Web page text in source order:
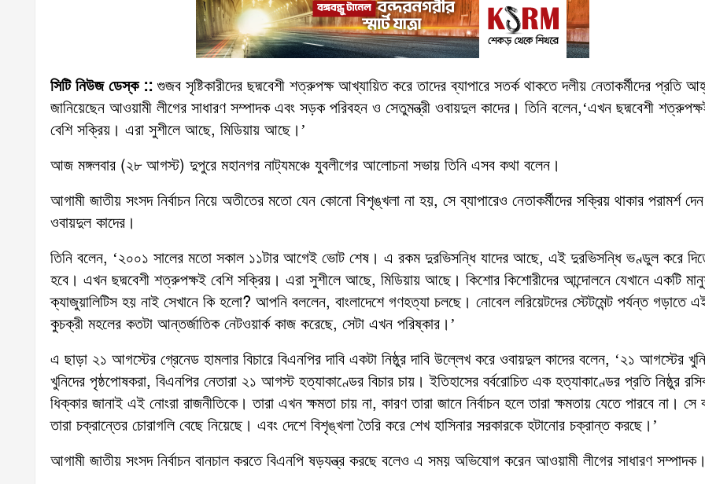
সিটি নিউজ ডেস্ক :: গুজব সৃষ্টিকারীদের ছদ্মবেশী শত্রুপক্ষ আখ্যায়িত করে তাদের ব্যাপারে সতর্ক থাকতে দলীয় নেতাকর্মীদের প্রতি
জানিয়েছেন আওয়ামী লীগের সাধারণ সম্পাদক এবং সড়ক পরিবহন ও সেতুমন্ত্রী ওবায়দুল কাদের। তিনি বলেন,‘এখন ছদ্মবেশী
বেশি সক্রিয়। এরা সুশীলে আছে, মিডিয়ায় আছে।’
আজ মঙ্গলবার (২৮ আগস্ট) দুপুরে মহানগর নাট্যমঞ্চে যুবলীগের আলোচনা সভায় তিনি এসব কথা বলেন।
আগামী জাতীয় সংসদ নির্বাচন নিয়ে অতীতের মতো যেন কোনো বিশৃঙ্খলা না হয়, সে ব্যাপারেও নেতাকর্মীদের সক্রিয় থাকার পরামর্শ দেন
ওবায়দুল কাদের।
তিনি বলেন, ‘২০০১ সালের মতো সকাল ১১টার আগেই ভোট শেষ। এ রকম দুরভিসন্ধি যাদের আছে, এই দুরভিসন্ধি ভণ্ডুল করে
হবে। এখন ছদ্মবেশী শত্রুপক্ষই বেশি সক্রিয়। এরা সুশীলে আছে, মিডিয়ায় আছে। কিশোর কিশোরীদের আন্দোলনে যেখানে একটি
ক্যাজুয়ালিটিস হয় নাই সেখানে কি হলো? আপনি বললেন, বাংলাদেশে গণহত্যা চলছে। নোবেল লরিয়েটদের স্টেটমেন্ট পর্যন্ত গড়াতে
কুচক্রী মহলের কতটা আন্তর্জাতিক নেটওয়ার্ক কাজ করেছে, সেটা এখন পরিষ্কার।’
এ ছাড়া ২১ আগস্টের গ্রেনেড হামলার বিচারে বিএনপির দাবি একটা নিষ্ঠুর দাবি উল্লেখ করে ওবায়দুল কাদের বলেন, ‘২১ আগস্টের
খুনিদের পৃষ্ঠপোষকরা, বিএনপির নেতারা ২১ আগস্ট হত্যাকাণ্ডের বিচার চায়। ইতিহাসের বর্বরোচিত এক হত্যাকাণ্ডের প্রতি নিষ্ঠুর
ধিক্কার জানাই এই নোংরা রাজনীতিকে। তারা এখন ক্ষমতা চায় না, কারণ তারা জানে নির্বাচন হলে তারা ক্ষমতায় যেতে পারবে না। সে
তারা চক্রান্তের চোরাগলি বেছে নিয়েছে। এবং দেশে বিশৃঙ্খলা তৈরি করে শেখ হাসিনার সরকারকে হটানোর চক্রান্ত করছে।’
আগামী জাতীয় সংসদ নির্বাচন বানচাল করতে বিএনপি ষড়যন্ত্র করছে বলেও এ সময় অভিযোগ করেন আওয়ামী লীগের সাধারণ সম্পাদক।